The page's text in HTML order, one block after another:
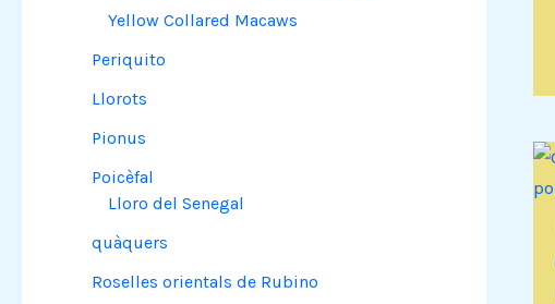
Yellow Collared Macaws
Periquito
Llorots
Pionus
Poicèfal
Lloro del Senegal
quàquers
Roselles orientals de Rubino